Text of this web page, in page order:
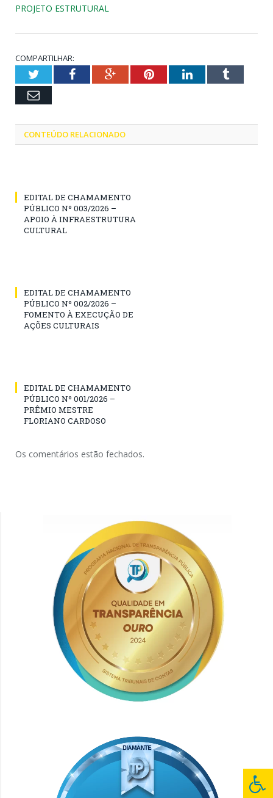
PROJETO ESTRUTURAL
COMPARTILHAR:
TwitterFacebookGoogle+PinterestLinkedInTumblr
Email
CONTEÚDO RELACIONADO
EDITAL DE CHAMAMENTO
PÚBLICO Nº 003/2026 –
APOIO À INFRAESTRUTURA
CULTURAL
EDITAL DE CHAMAMENTO
PÚBLICO Nº 002/2026 –
FOMENTO À EXECUÇÃO DE
AÇÕES CULTURAIS
EDITAL DE CHAMAMENTO
PÚBLICO Nº 001/2026 –
PRÊMIO MESTRE
FLORIANO CARDOSO
Os comentários estão fechados.